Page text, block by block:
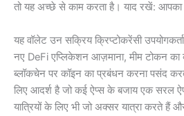
तो यह अच्छे से काम करता है। याद रखें: आपका
यह वॉलेट उन सक्रिय क्रिप्टोकरेंसी
नए DeFi एप्लिकेशन आज़माना, मीम टोकन का
ब्लॉकचेन पर कॉइन का प्रबंधन करना पसंद
लिए आदर्श है जो कई ऐप्स के बजाय एक सरल
यात्रियों के लिए भी जो अक्सर यात्रा करते हैं